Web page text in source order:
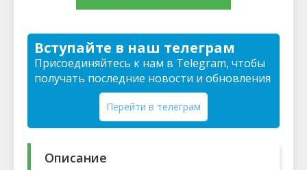
Вступайте в наш телеграм
Присоединяйтесь к нам в Telegram, чтобы
получать последние новости и обновления
Перейти в телеграм
Описание